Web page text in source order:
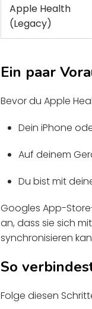
Apple Health
(Legacy)
Ein paar
Bevor du Apple
Dein iPhone
Auf deinem
Du bist mit
Googles App-
an, dass sie sich
synchronisieren
So
Folge diesen